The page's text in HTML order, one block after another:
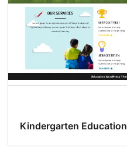
Kindergarten Education